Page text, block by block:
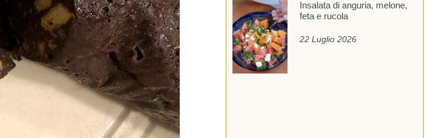
Insalata di anguria, melone,
feta e rucola
22 Luglio 2026